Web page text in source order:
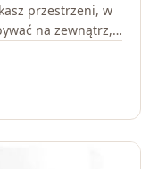
przestrzeni, w
na zewnątrz,…